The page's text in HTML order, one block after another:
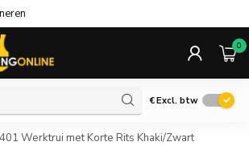
0
€Excl. btw
Werktrui met Korte Rits Khaki/Zwart